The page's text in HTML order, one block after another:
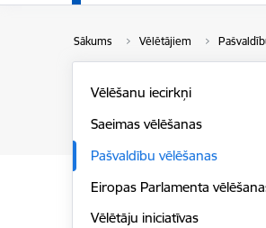
Sākums Vēlētājiem
Vēlēšanu iecirkņi
Saeimas vēlēšanas
Pašvaldību vēlēšanas
Eiropas Parlamenta
Vēlētāju iniciatīvas